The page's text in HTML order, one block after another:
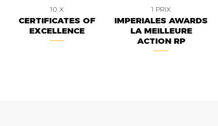
10 X
CERTIFICATES OF
EXCELLENCE
1 PRIX
IMPERIALES AWARDS
LA MEILLEURE
ACTION RP